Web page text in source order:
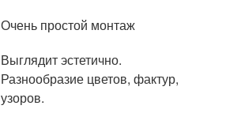
Очень простой монтаж
Выглядит эстетично.
Разнообразие цветов, фактур,
узоров.